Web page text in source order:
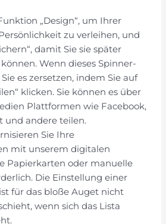
„Design“, um Ihrer
zu verleihen, und
damit Sie sie später
Wenn dieses Spinner-
es zersetzen, indem Sie auf
klicken. Sie können es über
Plattformen wie Facebook,
und andere teilen.
Sie Ihre
mit unserem digitalen
Papierkarten oder manuelle
Die Einstellung einer
für das bloße Auget nicht
wenn sich das Lista